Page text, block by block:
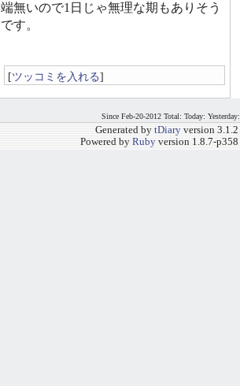
端無いので1日じゃ無理な期もありそう
です。
[ツッコミを入れる]
Since Feb-20-2012 Total: Today: Yesterday:
Generated by tDiary version 3.1.2
Powered by Ruby version 1.8.7-p358